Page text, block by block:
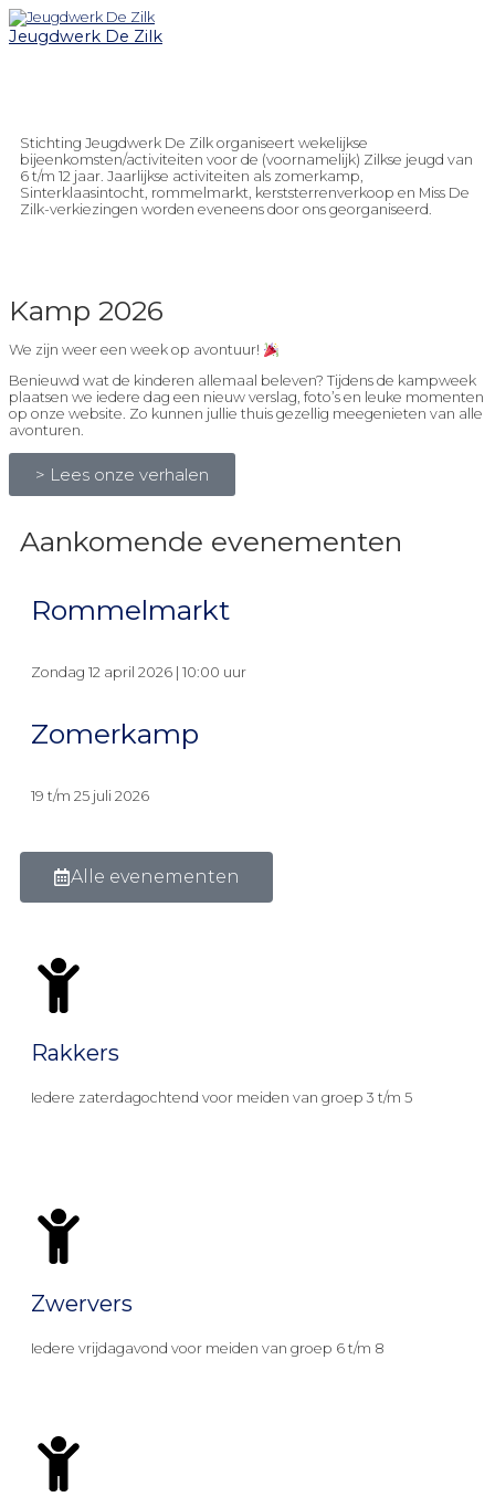
Ga
naar
de
Jeugdwerk De Zilk
Stichting Jeugdwerk De Zilk organiseert wekelijkse
bijeenkomsten/activiteiten voor de (voornamelijk) Zilkse jeugd van
6 t/m 12 jaar. Jaarlijkse activiteiten als zomerkamp,
Sinterklaasintocht, rommelmarkt, kerststerrenverkoop en Miss De
Zilk-verkiezingen worden eveneens door ons georganiseerd.
Kamp 2026
We zijn weer een week op avontuur!
Benieuwd wat de kinderen allemaal beleven? Tijdens de kampweek
plaatsen we iedere dag een nieuw verslag, foto’s en leuke momenten
op onze website. Zo kunnen jullie thuis gezellig meegenieten van alle
avonturen.
> Lees onze verhalen
Aankomende evenementen
Rommelmarkt
Zondag 12 april 2026 | 10:00 uur
Zomerkamp
19 t/m 25 juli 2026
Alle evenementen
Rakkers
Iedere zaterdagochtend voor meiden van groep 3 t/m 5
Zwervers
Iedere vrijdagavond voor meiden van groep 6 t/m 8